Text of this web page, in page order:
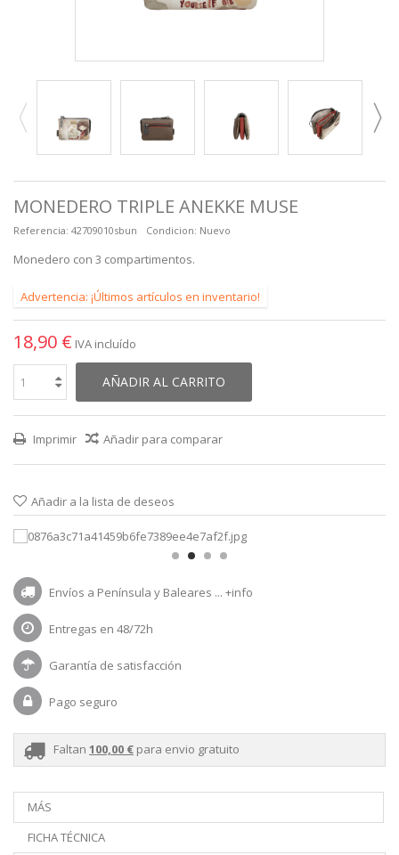
MONEDERO TRIPLE ANEKKE MUSE
Referencia: 42709010sbun Condicion: Nuevo
Monedero con 3 compartimentos.
Advertencia: ¡Últimos artículos en inventario!
18,90 € IVA incluído
AÑADIR AL CARRITO
Imprimir Añadir para comparar
Añadir a la lista de deseos
Envíos a Península y Baleares ... +info
Entregas en 48/72h
Garantía de satisfacción
Pago seguro
Faltan 100,00 € para envio gratuito
MÁS
FICHA TÉCNICA